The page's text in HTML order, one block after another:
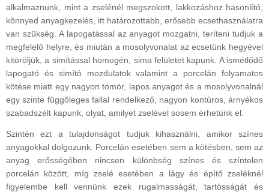
alkalmaznunk, mint a zselénél megszokott, lakkozáshoz hasonlító,
könnyed anyagkezelés, itt határozottabb, erősebb ecsethasználatra
van szükség. A lapogatással az anyagot mozgatni, teríteni tudjuk a
megfelelő helyre, és miután a mosolyvonalat az ecsetünk hegyével
kitöröljük, a simítással homogén, sima felületet kapunk. A ismétlődő
lapogató és simító mozdulatok valamint a porcelán folyamatos
kötése miatt egy nagyon tömör, lapos anyagot és a mosolyvonalnál
egy szinte függőleges fallal rendelkező, nagyon kontúros, árnyékos
szabadszélt kapunk, olyat, amilyet zselével sosem érhetünk el.
Szintén ezt a tulajdonságot tudjuk kihasználni, amikor színes
anyagokkal dolgozunk. Porcelán esetében sem a kötésben, sem az
anyag erősségében nincsen különbség színes és színtelen
porcelán között, míg zselé esetében a lágy és építő zseléknél
figyelembe kell vennünk ezek rugalmasságát, tartósságát és